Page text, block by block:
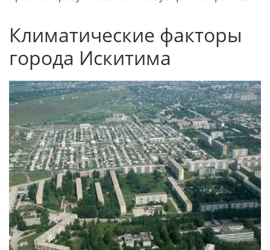
Климатические факторы
города Искитима